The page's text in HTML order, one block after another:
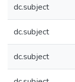
dc.subject
dc.subject
dc.subject